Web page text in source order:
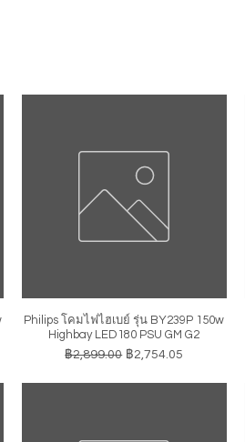
ดูข้อมูลด่วน
Philips โคมไฟไฮเบย์ รุ่น BY239P 150w
Highbay LED180 PSU GM G2
ราคาปกติ
฿2,899.00 ราคาขายลด
฿2,754.05